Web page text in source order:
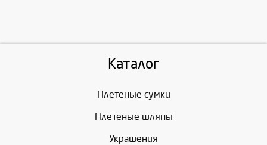
Каталог
Плетеные сумки
Плетеные шляпы
Украшения